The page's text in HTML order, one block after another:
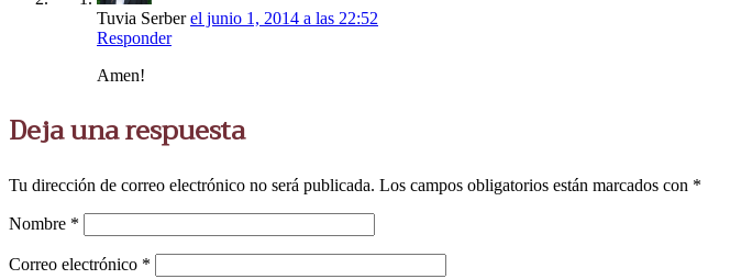
Tuvia Serber el junio 1, 2014 a las 22:52
Responder
Amen!
Deja una respuesta
Tu dirección de correo electrónico no será publicada. Los campos obligatorios están marcados con *
Nombre *
Correo electrónico *